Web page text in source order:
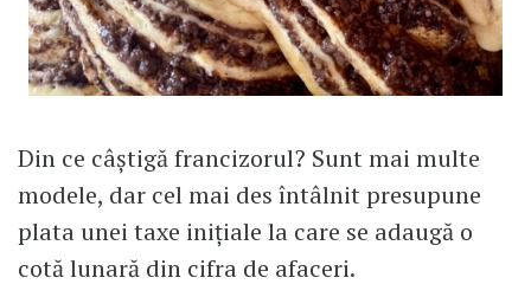
Din ce câștigă francizorul? Sunt mai multe
modele, dar cel mai des întâlnit presupune
plata unei taxe inițiale la care se adaugă o
cotă lunară din cifra de afaceri.